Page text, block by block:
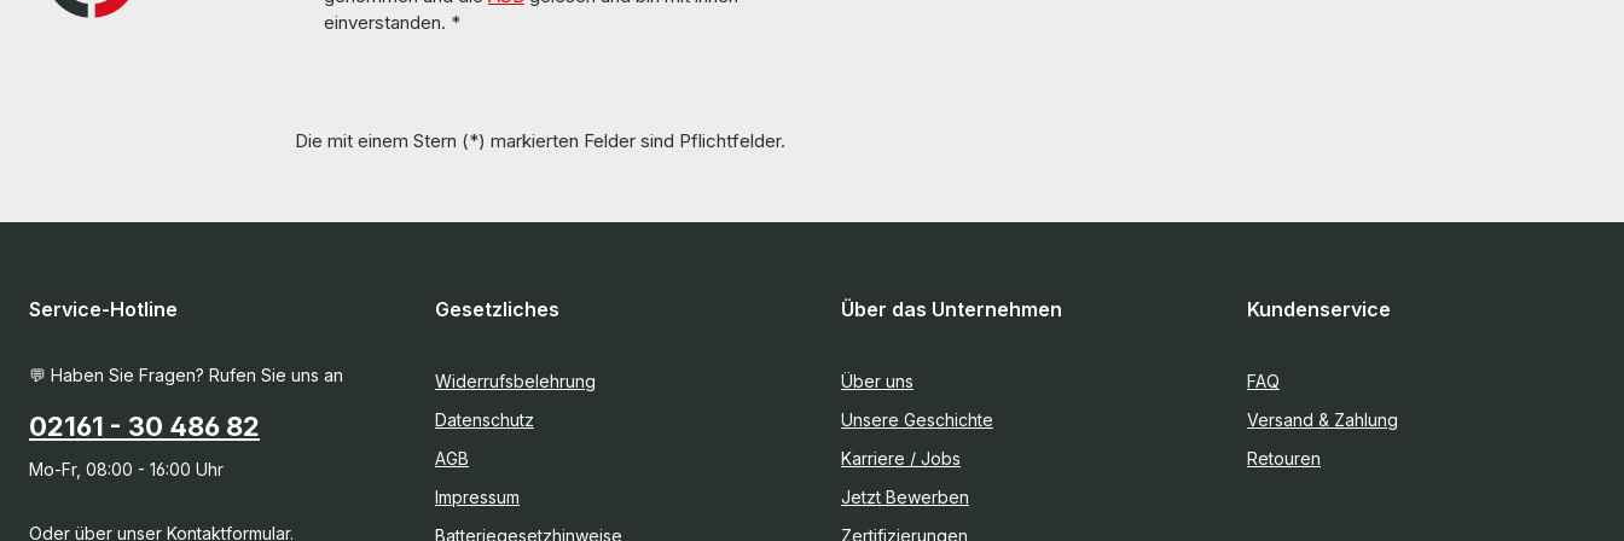
einverstanden. *
Die mit einem Stern (*) markierten Felder sind Pflichtfelder.
Service-Hotline
💬 Haben Sie Fragen? Rufen Sie uns an
02161 - 30 486 82
Mo-Fr, 08:00 - 16:00 Uhr
Oder über unser Kontaktformular.
Gesetzliches
Widerrufsbelehrung
Datenschutz
AGB
Impressum
Batteriegesetzhinweise
Über das Unternehmen
Über uns
Unsere Geschichte
Karriere / Jobs
Jetzt Bewerben
Zertifizierungen
Kundenservice
FAQ
Versand & Zahlung
Retouren